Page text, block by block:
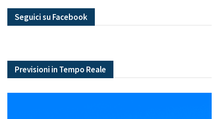
Seguici su Facebook
Previsioni in Tempo Reale